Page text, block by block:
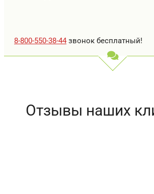
8-800-550-38-44 звонок бесплатный!
Отзывы наших